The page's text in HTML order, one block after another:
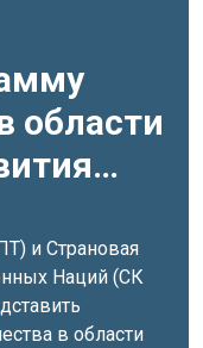
области
ООН на
и Страновая
Наций (СК
в области